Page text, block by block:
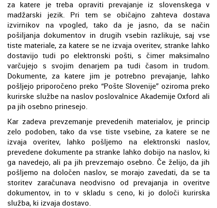
za katere je treba opraviti prevajanje iz slovenskega v
madžarski jezik. Pri tem se običajno zahteva dostava
izvirnikov na vpogled, tako da je jasno, da se način
pošiljanja dokumentov in drugih vsebin razlikuje, saj vse
tiste materiale, za katere se ne izvaja overitev, stranke lahko
dostavijo tudi po elektronski pošti, s čimer maksimalno
varčujejo s svojim denarjem pa tudi časom in trudom.
Dokumente, za katere jim je potrebno prevajanje, lahko
pošljejo priporočeno preko “Pošte Slovenije” oziroma preko
kurirske službe na naslov poslovalnice Akademije Oxford ali
pa jih osebno prinesejo.
Kar zadeva prevzemanje prevedenih materialov, je princip
zelo podoben, tako da vse tiste vsebine, za katere se ne
izvaja overitev, lahko pošljemo na elektronski naslov,
prevedene dokumente pa stranke lahko dobijo na naslov, ki
ga navedejo, ali pa jih prevzemajo osebno. Če želijo, da jih
pošljemo na določen naslov, se morajo zavedati, da se ta
storitev zaračunava neodvisno od prevajanja in overitve
dokumentov, in to v skladu s ceno, ki jo določi kurirska
služba, ki izvaja dostavo.